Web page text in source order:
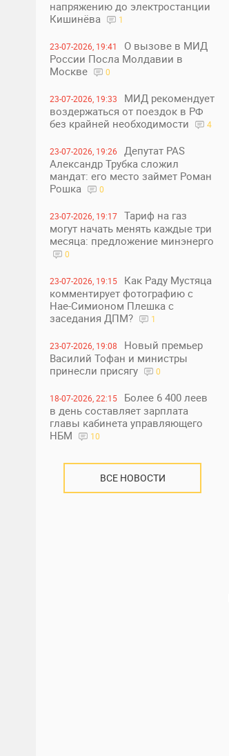
напряжению до электростанции
Кишинёва
1
23-07-2026, 19:41
О вызове в МИД
России Посла Молдавии в
Москве
0
23-07-2026, 19:33
МИД рекомендует
воздержаться от поездок в РФ
без крайней необходимости
4
23-07-2026, 19:26
Депутат PAS
Александр Трубка сложил
мандат: его место займет Роман
Рошка
0
23-07-2026, 19:17
Тариф на газ
могут начать менять каждые три
месяца: предложение минэнерго
0
23-07-2026, 19:15
Как Раду Мустяца
комментирует фотографию с
Нае-Симионом Плешка с
заседания ДПМ?
1
23-07-2026, 19:08
Новый премьер
Василий Тофан и министры
принесли присягу
0
18-07-2026, 22:15
Более 6 400 леев
в день составляет зарплата
главы кабинета управляющего
НБМ
10
ВСЕ НОВОСТИ